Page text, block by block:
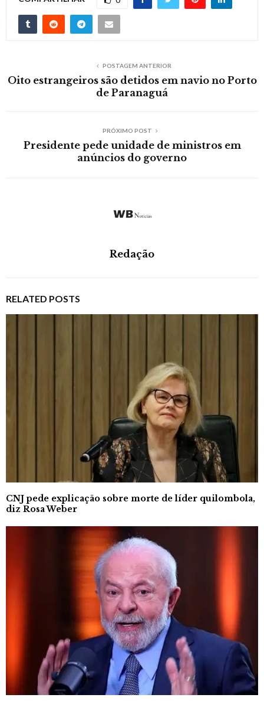
POSTAGEM ANTERIOR
Oito estrangeiros são detidos em navio no Porto
de Paranaguá
PRÓXIMO POST
Presidente pede unidade de ministros em
anúncios do governo
Redação
RELATED POSTS
CNJ pede explicação sobre morte de líder quilombola,
diz Rosa Weber